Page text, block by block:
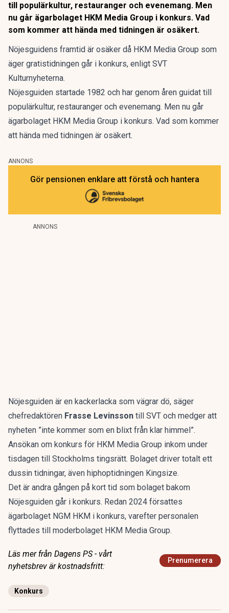
till populärkultur, restauranger och evenemang. Men
nu går ägarbolaget HKM Media Group i konkurs. Vad
som kommer att hända med tidningen är osäkert.
Nöjesguidens framtid är osäker då HKM Media Group som
äger gratistidningen går i konkurs, enligt SVT
Kulturnyheterna.
Nöjesguiden startade 1982 och har genom åren guidat till
populärkultur, restauranger och evenemang. Men nu går
ägarbolaget HKM Media Group i konkurs. Vad som kommer
att hända med tidningen är osäkert.
ANNONS
Gör pensionen enklare att förstå och hantera
ANNONS
Nöjesguiden är en kackerlacka som vägrar dö, säger
chefredaktören Frasse Levinsson till SVT och medger att
nyheten ”inte kommer som en blixt från klar himmel”.
Ansökan om konkurs för HKM Media Group inkom under
tisdagen till Stockholms tingsrätt. Bolaget driver totalt ett
dussin tidningar, även hiphoptidningen Kingsize.
Det är andra gången på kort tid som bolaget bakom
Nöjesguiden går i konkurs. Redan 2024 försattes
ägarbolaget NGM HKM i konkurs, varefter personalen
flyttades till moderbolaget HKM Media Group.
Läs mer från Dagens PS - vårt
nyhetsbrev är kostnadsfritt:
Prenumerera
Konkurs